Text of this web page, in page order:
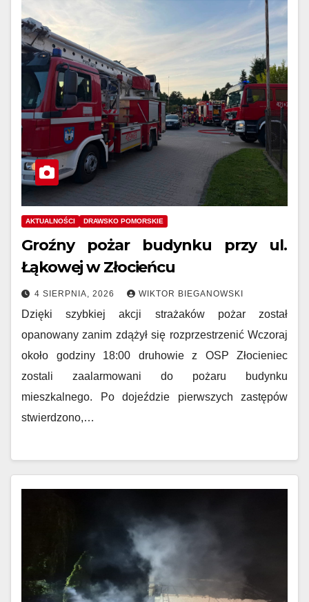
AKTUALNOŚCI DRAWSKO POMORSKIE
Groźny pożar budynku przy ul.
Łąkowej w Złocieńcu
4 SIERPNIA, 2026 WIKTOR BIEGANOWSKI
Dzięki szybkiej akcji strażaków pożar został
opanowany zanim zdążył się rozprzestrzenić Wczoraj
około godziny 18:00 druhowie z OSP Złocieniec
zostali zaalarmowani do pożaru budynku
mieszkalnego. Po dojeździe pierwszych zastępów
stwierdzono,…